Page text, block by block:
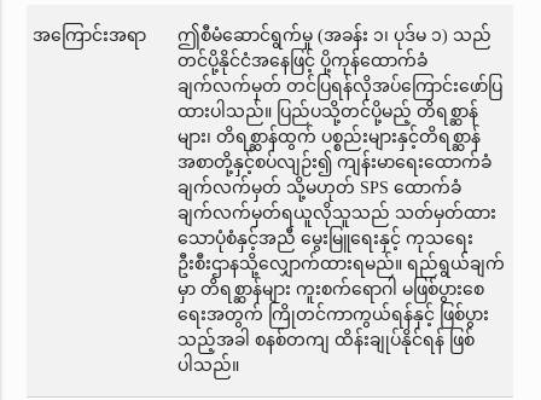
အကြောင်းအရာ
ဤစီမံဆောင်ရွက်မှု (အခန်း ၁၊ ပုဒ်မ ၁) သည်
တင်ပို့နိုင်ငံအနေဖြင့် ပို့ကုန်ထောက်ခံ
ချက်လက်မှတ် တင်ပြရန်လိုအပ်ကြောင်းဖော်ပြ
ထားပါသည်။ ပြည်ပသို့တင်ပို့မည့် တိရစ္ဆာန်
များ၊ တိရစ္ဆာန်ထွက် ပစ္စည်းများနှင့်တိရစ္ဆာန်
အစာတို့နှင့်စပ်လျဉ်း၍ ကျန်းမာရေးထောက်ခံ
ချက်လက်မှတ် သို့မဟုတ် SPS ထောက်ခံ
ချက်လက်မှတ်ရယူလိုသူသည် သတ်မှတ်ထား
သောပုံစံနှင့်အညီ မွေးမြူရေးနှင့် ကုသရေး
ဦးစီးဌာနသို့လျှောက်ထားရမည်။ ရည်ရွယ်ချက်
မှာ တိရစ္ဆာန်များ ကူးစက်ရောဂါ မဖြစ်ပွားစေ
ရေးအတွက် ကြိုတင်ကာကွယ်ရန်နှင့် ဖြစ်ပွား
သည့်အခါ စနစ်တကျ ထိန်းချုပ်နိုင်ရန် ဖြစ်
ပါသည်။